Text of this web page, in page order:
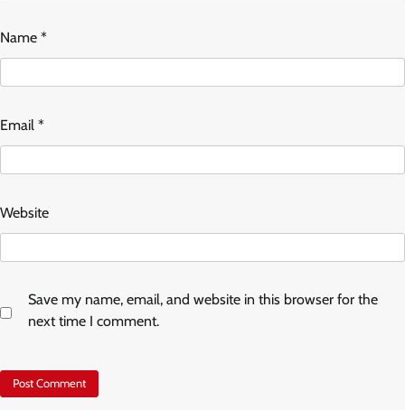
Name *
Email *
Website
Save my name, email, and website in this browser for the
next time I comment.